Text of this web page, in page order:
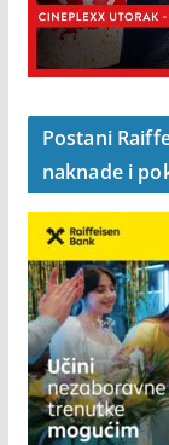
Postani
naknade i